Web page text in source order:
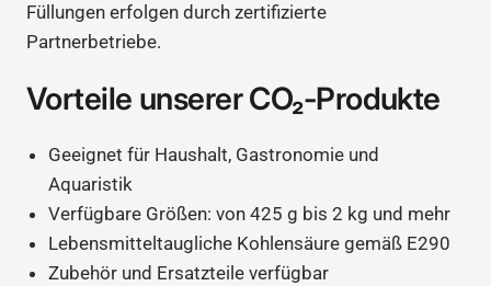
Füllungen erfolgen durch zertifizierte
Partnerbetriebe.
Vorteile unserer CO₂-Produkte
Geeignet für Haushalt, Gastronomie und
Aquaristik
Verfügbare Größen: von 425 g bis 2 kg und mehr
Lebensmitteltaugliche Kohlensäure gemäß E290
Zubehör und Ersatzteile verfügbar